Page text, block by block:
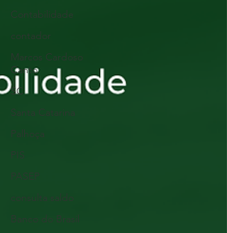
Contabilidade
contador
Marcos Cardoso
Canto
SC
Santa Catarina
Palhoça
PIS
PASEP
consulta saldo
Banco do Brasil